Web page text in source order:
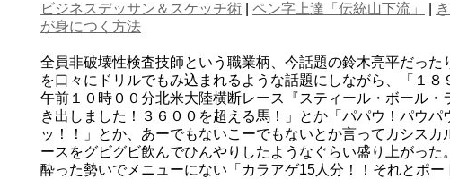
ビジネスデッサン＆スケッチ術 ペン字上達「伝統山下流」
が身につく方法
全員非破壊性検査技師という職業柄、今話題の鈴木亮平だった
を口々にドリルでもみ込まれるような話題にしながら、「１８
午前１０時００分北米大陸横断レース『スティール・ボール・
き出しました！３６００を超える馬！」とか「パパウ！パウパ
ッ！！」とか、あーでもないこーでもないとか言ってカシスカ
ースをグビグビ飲んでひんやりしたようなぐらい盛り上がった
酔った勢いでメニューにない「カラアゲ15人分！！それとポー